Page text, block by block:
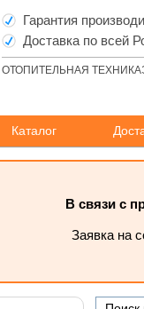
Гарантия
Доставка по всей
ОТОПИТЕЛЬНАЯ ТЕХНИКА
Каталог
В связи с
Заявка на